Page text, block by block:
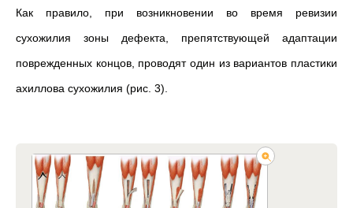
Как правило, при возникновении во время ревизии
сухожилия зоны дефекта, препятствующей адаптации
поврежденных концов, проводят один из вариантов пластики
ахиллова сухожилия (рис. 3).